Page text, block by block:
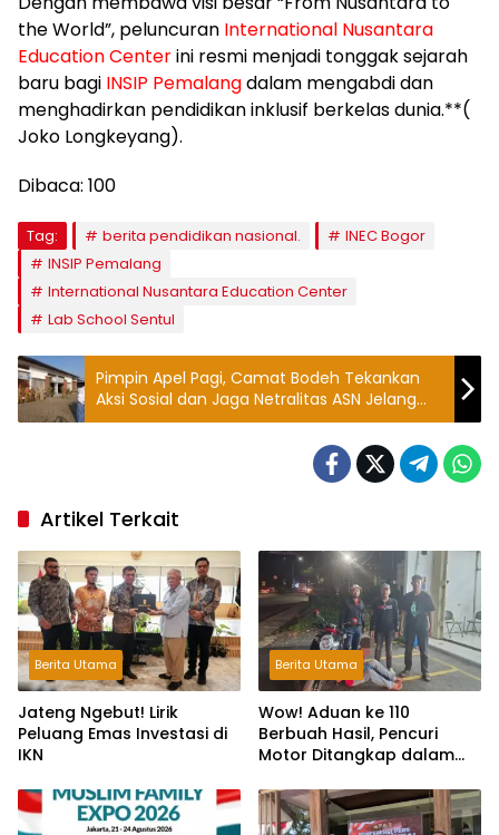
the World”, peluncuran International Nusantara
Education Centerini resmi menjadi tonggak sejarah
baru bagi INSIP Pemalangdalam mengabdi dan
menghadirkan pendidikan inklusif berkelas dunia.**(
Joko Longkeyang).
Dibaca: 100
Tag: berita pendidikan nasional.
INEC Bogor
INSIP Pemalang
International Nusantara Education Center
Lab School Sentul
Pimpin Apel Pagi, Camat Bodeh Tekankan
Aksi Sosial dan Jaga Netralitas ASN Jelang
Pilkades
Artikel Terkait
Berita Utama
Jateng Ngebut! Lirik
Peluang Emas Investasi di
IKN
Berita Utama
Wow! Aduan ke 110
Berbuah Hasil, Pencuri
Motor Ditangkap dalam